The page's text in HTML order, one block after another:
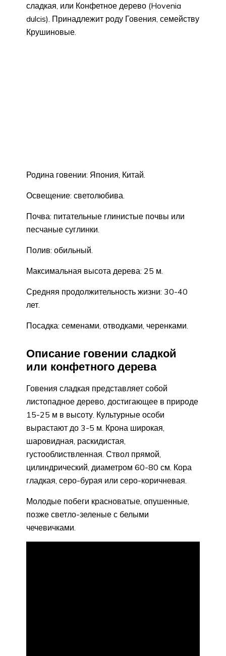
сладкая, или Конфетное дерево (Hovenia
dulcis). Принадлежит роду Говения, семейству
Крушиновые.
Родина говении: Япония, Китай.
Освещение: светолюбива.
Почва: питательные глинистые почвы или
песчаные суглинки.
Полив: обильный.
Максимальная высота дерева: 25 м.
Средняя продолжительность жизни: 30-40
лет.
Посадка: семенами, отводками, черенками.
Описание говении сладкой
или конфетного дерева
Говения сладкая представляет собой
листопадное дерево, достигающее в природе
15-25 м в высоту. Культурные особи
вырастают до 3-5 м. Крона широкая,
шаровидная, раскидистая,
густооблиствленная. Ствол прямой,
цилиндрический, диаметром 60-80 см. Кора
гладкая, серо-бурая или серо-коричневая.
Молодые побеги красноватые, опушенные,
позже светло-зеленые с белыми
чечевичками.